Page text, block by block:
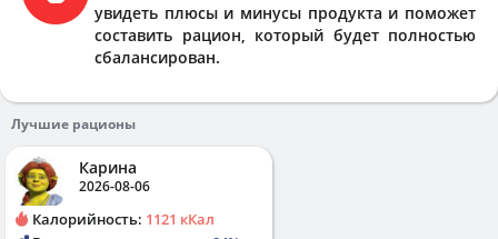
увидеть плюсы и минусы продукта и поможет
составить рацион, который будет полностью
сбалансирован.
Лучшие рационы
Карина
2026-08-06
Калорийность: 1121 кКал